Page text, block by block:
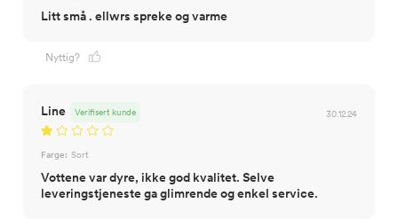
Litt små . ellwrs spreke og varme
Nyttig?
Line 30.12.24
Verifisert kunde
Farge: Sort
Vottene var dyre, ikke god kvalitet. Selve
leveringstjeneste ga glimrende og enkel service.